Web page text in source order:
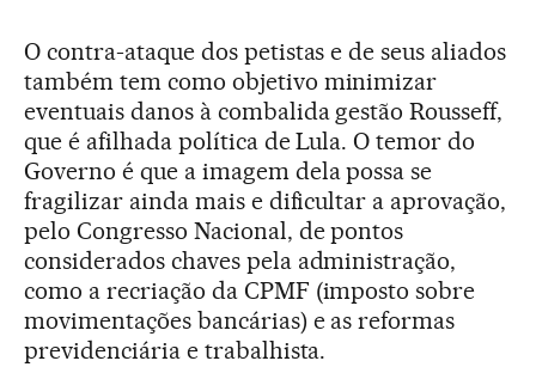
O contra-ataque dos petistas e de seus aliados
também tem como objetivo minimizar
eventuais danos à combalida gestão Rousseff,
que é afilhada política de Lula. O temor do
Governo é que a imagem dela possa se
fragilizar ainda mais e dificultar a aprovação,
pelo Congresso Nacional, de pontos
considerados chaves pela administração,
como a recriação da CPMF (imposto sobre
movimentações bancárias) e as reformas
previdenciária e trabalhista.